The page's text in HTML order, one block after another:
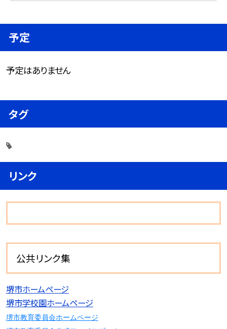
予定
予定はありません
タグ
リンク
公共リンク集
堺市ホームページ
堺市学校園ホームページ
堺市教育委員会ホームページ